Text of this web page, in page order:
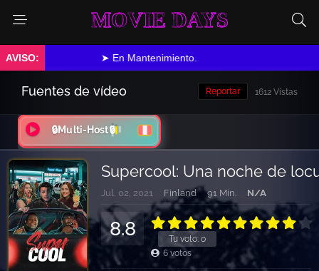
MOVIE DAYS
➤ En Mantenimiento.
Fuentes de vídeo 1612 Vistas
Reportar
🔒Multi-Host🔒
Supercool: Una noche de
Jul. 02, 2021 Finland 91 Min. N/A
Tu voto: 0
8.8
6 votos